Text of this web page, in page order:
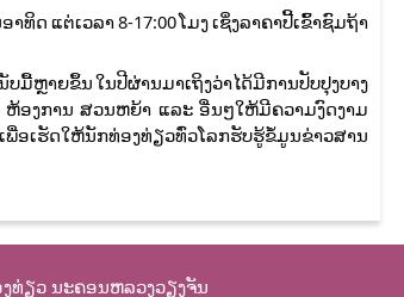
ແຕ່ເວລາ 8-17:00 ໂມງ ເຊິ່ງລາຄາປີ້ເຂົ້າຊົມຖ້າ
ມື້ຫຼາຍຂຶ້ນ ໃນປີຜ່ານມາເຖິງວ່າໄດ້ມີການປັບປຸງບາງ
ຫ້ອງການ ສວນຫຍ້າ ແລະ ອື່ນໆໃຫ້ມີຄວາມງົດງາມ
ພື່ອເຮັດໃຫ້ນັກທ່ອງທ່ຽວທົ່ວໂລກຮັບຮູ້ຂໍ້ມູນຂ່າວສານ
ທ່ຽວ ນະຄອນຫລວງວຽງຈັນ